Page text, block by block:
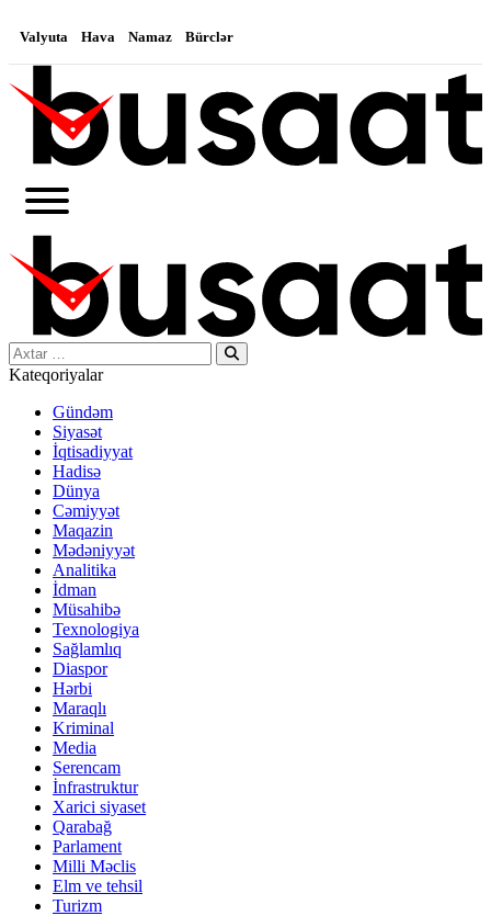
Valyuta Hava Namaz Bürclər
Search…
Kateqoriyalar
Gündəm
Siyasət
İqtisadiyyat
Hadisə
Dünya
Cəmiyyət
Maqazin
Mədəniyyət
Analitika
İdman
Müsahibə
Texnologiya
Sağlamlıq
Diaspor
Hərbi
Maraqlı
Kriminal
Media
Serencam
İnfrastruktur
Xarici siyaset
Qarabağ
Parlament
Milli Məclis
Elm ve tehsil
Turizm